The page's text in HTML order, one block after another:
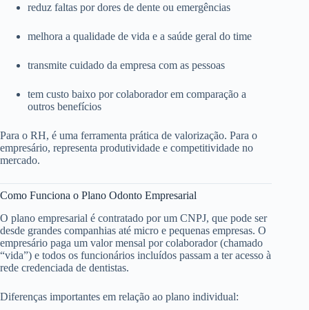
reduz faltas por dores de dente ou emergências
melhora a qualidade de vida e a saúde geral do time
transmite cuidado da empresa com as pessoas
tem custo baixo por colaborador em comparação a
outros benefícios
Para o RH, é uma ferramenta prática de valorização. Para o
empresário, representa produtividade e competitividade no
mercado.
Como Funciona o Plano Odonto Empresarial
O plano empresarial é contratado por um CNPJ, que pode ser
desde grandes companhias até micro e pequenas empresas. O
empresário paga um valor mensal por colaborador (chamado
“vida”) e todos os funcionários incluídos passam a ter acesso à
rede credenciada de dentistas.
Diferenças importantes em relação ao plano individual: